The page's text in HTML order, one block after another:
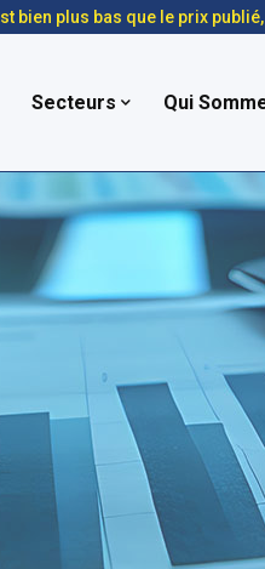
bien plus bas que le prix
Secteurs Qui